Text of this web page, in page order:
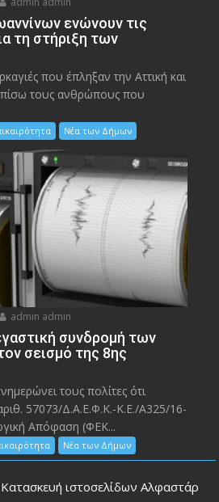
ενώνουν τις
τη στήριξη των
που έπληξαν την Αττική και
τους ανθρώπους που
Νέα των Δήμων
admin admin
συνδρομή των
σεισμό της 8ης
τους πολίτες ότι
57073/Δ.Α.Ε.Φ.Κ.-Κ.Ε./Α325/16-
Απόφαση (ΦΕΚ...
Νέα των Δήμων
ιστοσελίδων Αλφαστάρ